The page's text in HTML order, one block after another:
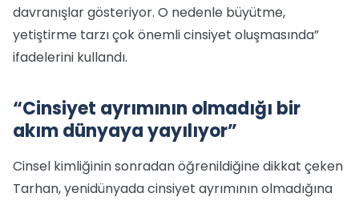
davranışlar gösteriyor. O nedenle büyütme,
yetiştirme tarzı çok önemli cinsiyet oluşmasında”
ifadelerini kullandı.
“Cinsiyet ayrımının olmadığı bir
akım dünyaya yayılıyor”
Cinsel kimliğinin sonradan öğrenildiğine dikkat çeken
Tarhan, yenidünyada cinsiyet ayrımının olmadığına